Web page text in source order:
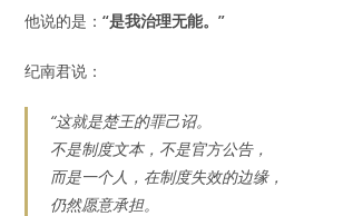
他说的是：“是我治理无能。”
纪南君说：
“这就是楚王的罪己诏。
不是制度文本，不是官方公告，
而是一个人，在制度失效的边缘，
仍然愿意承担。